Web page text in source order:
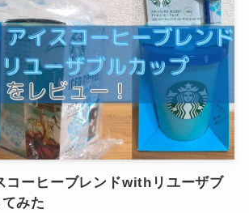
コーヒーブレンドwithリユーザブ
みた